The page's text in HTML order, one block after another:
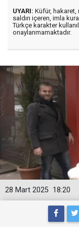
UYARI: Küfür, hakaret,
saldırı içeren, imla
Türkçe karakter
onaylanmamaktadır.
18:20
28 Mart 2025